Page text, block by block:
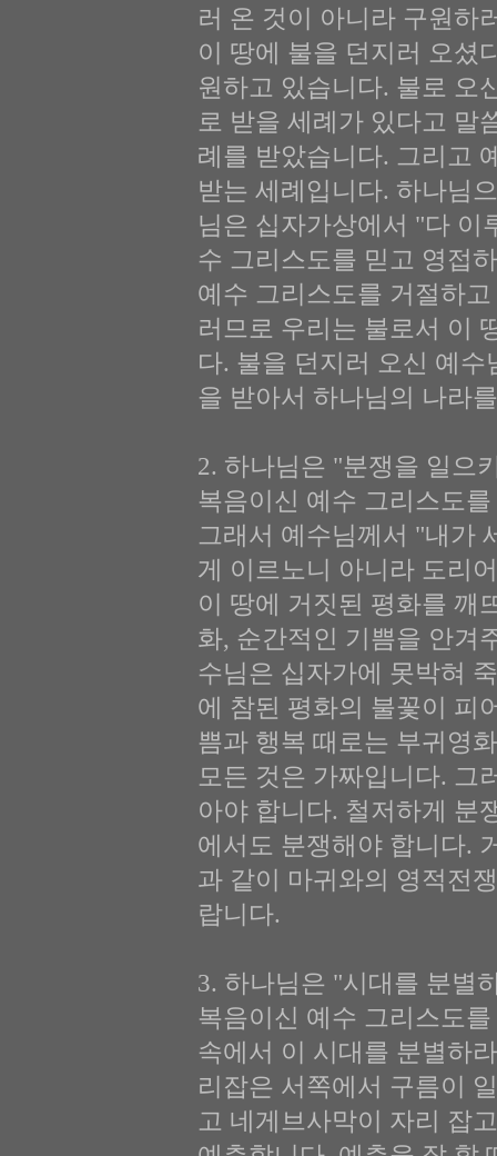
러 온 것이 아니라 구원하
이 땅에 불을 던지러 오셨
원하고 있습니다. 불로 오
로 받을 세례가 있다고 말
례를 받았습니다. 그리고
받는 세례입니다. 하나님
님은 십자가상에서 "다 이
수 그리스도를 믿고 영접
예수 그리스도를 거절하
러므로 우리는 불로서 이
다. 불을 던지러 오신 예
을 받아서 하나님의 나라
2. 하나님은 "분쟁을 일으
복음이신 예수 그리스도
그래서 예수님께서 "내가
게 이르노니 아니라 도리
이 땅에 거짓된 평화를 깨
화, 순간적인 기쁨을 안겨
수님은 십자가에 못박혀
에 참된 평화의 불꽃이 피
쁨과 행복 때로는 부귀영
모든 것은 가짜입니다. 그
아야 합니다. 철저하게 분
에서도 분쟁해야 합니다.
과 같이 마귀와의 영적전
랍니다.
3. 하나님은 "시대를 분별
복음이신 예수 그리스도
속에서 이 시대를 분별하
리잡은 서쪽에서 구름이
고 네게브사막이 자리 잡